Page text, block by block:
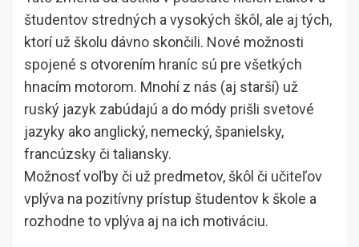
študentov stredných a vysokých škôl, ale aj tých,
ktorí už školu dávno skončili. Nové možnosti
spojené s otvorením hraníc sú pre všetkých
hnacím motorom. Mnohí z nás (aj starší) už
ruský jazyk zabúdajú a do módy prišli svetové
jazyky ako anglický, nemecký, španielsky,
francúzsky či taliansky.
Možnosť voľby či už predmetov, škôl či učiteľov
vplýva na pozitívny prístup študentov k škole a
rozhodne to vplýva aj na ich motiváciu.